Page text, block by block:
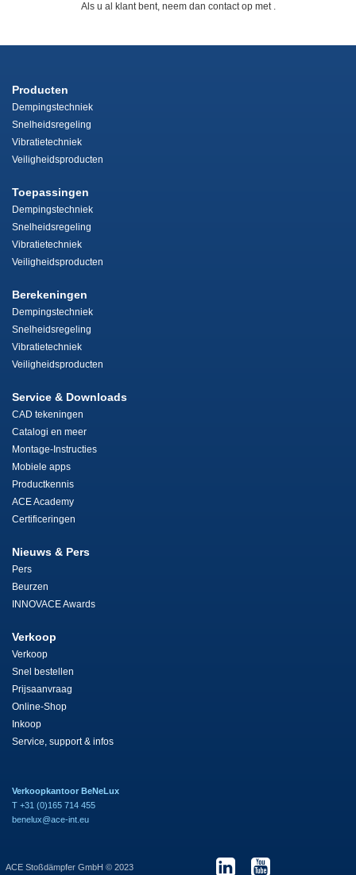
Als u al klant bent, neem dan contact op met .
Producten
Dempingstechniek
Snelheidsregeling
Vibratietechniek
Veiligheidsproducten
Toepassingen
Dempingstechniek
Snelheidsregeling
Vibratietechniek
Veiligheidsproducten
Berekeningen
Dempingstechniek
Snelheidsregeling
Vibratietechniek
Veiligheidsproducten
Service & Downloads
CAD tekeningen
Catalogi en meer
Montage-Instructies
Mobiele apps
Productkennis
ACE Academy
Certificeringen
Nieuws & Pers
Pers
Beurzen
INNOVACE Awards
Verkoop
Verkoop
Snel bestellen
Prijsaanvraag
Online-Shop
Inkoop
Service, support & infos
Verkoopkantoor BeNeLux
T +31 (0)165 714 455
benelux@ace-int.eu
ACE Stoßdämpfer GmbH © 2023